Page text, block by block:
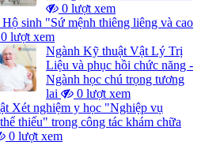
0 lượt xem
sinh "Sứ mệnh thiêng liêng và cao
0 lượt xem
Ngành Kỹ thuật Vật Lý Trị
Liệu và phục hồi chức năng -
Ngành học chú trọng tương
lai
0 lượt xem
Xét nghiệm y học "Nghiệp vụ
thiếu" trong công tác khám chữa
0 lượt xem